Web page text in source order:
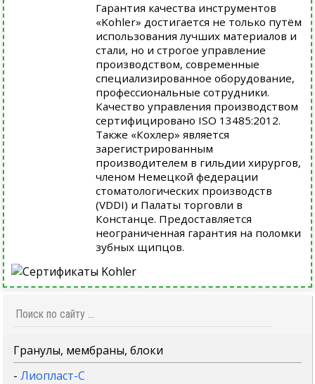
Гарантия качества инструментов
«Kohler» достигается не только путём
использования лучших материалов и
стали, но и строгое управление
производством, современные
специализированное оборудование,
профессиональные сотрудники.
Качество управления производством
сертифицировано ISO 13485:2012.
Также «Кохлер» является
зарегистрированным
производителем в гильдии хирургов,
членом Немецкой федерации
стоматологических производств
(VDDI) и Палаты торговли в
Констанце. Предоставляется
неограниченная гарантия на поломки
зубных щипцов.
Гранулы, мембраны, блоки
-Лиопласт-С